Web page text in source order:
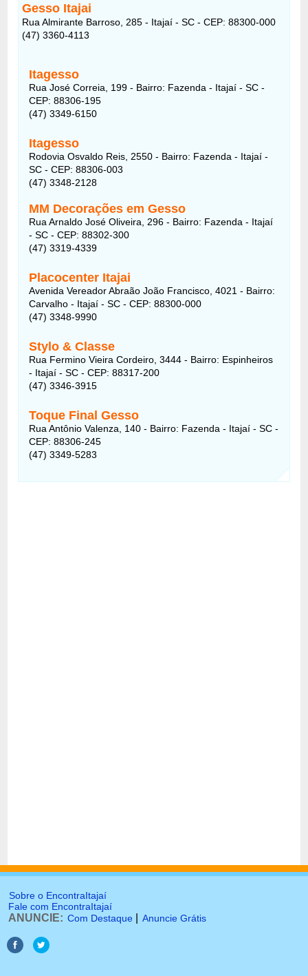
Gesso Itajai
Rua Almirante Barroso, 285 - Itajaí - SC - CEP: 88300-000
(47) 3360-4113
Itagesso
Rua José Correia, 199 - Bairro: Fazenda - Itajaí - SC -
CEP: 88306-195
(47) 3349-6150
Itagesso
Rodovia Osvaldo Reis, 2550 - Bairro: Fazenda - Itajaí -
SC - CEP: 88306-003
(47) 3348-2128
MM Decorações em Gesso
Rua Arnaldo José Oliveira, 296 - Bairro: Fazenda - Itajaí
- SC - CEP: 88302-300
(47) 3319-4339
Placocenter Itajai
Avenida Vereador Abraão João Francisco, 4021 - Bairro:
Carvalho - Itajaí - SC - CEP: 88300-000
(47) 3348-9990
Stylo & Classe
Rua Fermino Vieira Cordeiro, 3444 - Bairro: Espinheiros
- Itajaí - SC - CEP: 88317-200
(47) 3346-3915
Toque Final Gesso
Rua Antônio Valenza, 140 - Bairro: Fazenda - Itajaí - SC -
CEP: 88306-245
(47) 3349-5283
Sobre o EncontraItajaí
Fale com EncontraItajaí
ANUNCIE: Com Destaque Anuncie Grátis